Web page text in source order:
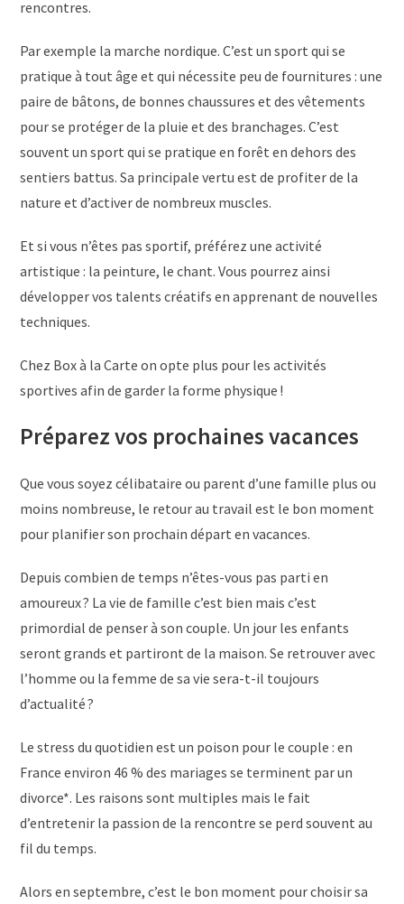
rencontres.
Par exemple la marche nordique. C’est un sport qui se
pratique à tout âge et qui nécessite peu de fournitures : une
paire de bâtons, de bonnes chaussures et des vêtements
pour se protéger de la pluie et des branchages. C’est
souvent un sport qui se pratique en forêt en dehors des
sentiers battus. Sa principale vertu est de profiter de la
nature et d’activer de nombreux muscles.
Et si vous n’êtes pas sportif, préférez une activité
artistique : la peinture, le chant. Vous pourrez ainsi
développer vos talents créatifs en apprenant de nouvelles
techniques.
Chez Box à la Carte on opte plus pour les activités
sportives afin de garder la forme physique !
Préparez vos prochaines vacances
Que vous soyez célibataire ou parent d’une famille plus ou
moins nombreuse, le retour au travail est le bon moment
pour planifier son prochain départ en vacances.
Depuis combien de temps n’êtes-vous pas parti en
amoureux ? La vie de famille c’est bien mais c’est
primordial de penser à son couple. Un jour les enfants
seront grands et partiront de la maison. Se retrouver avec
l’homme ou la femme de sa vie sera-t-il toujours
d’actualité ?
Le stress du quotidien est un poison pour le couple : en
France environ 46 % des mariages se terminent par un
divorce*. Les raisons sont multiples mais le fait
d’entretenir la passion de la rencontre se perd souvent au
fil du temps.
Alors en septembre, c’est le bon moment pour choisir sa